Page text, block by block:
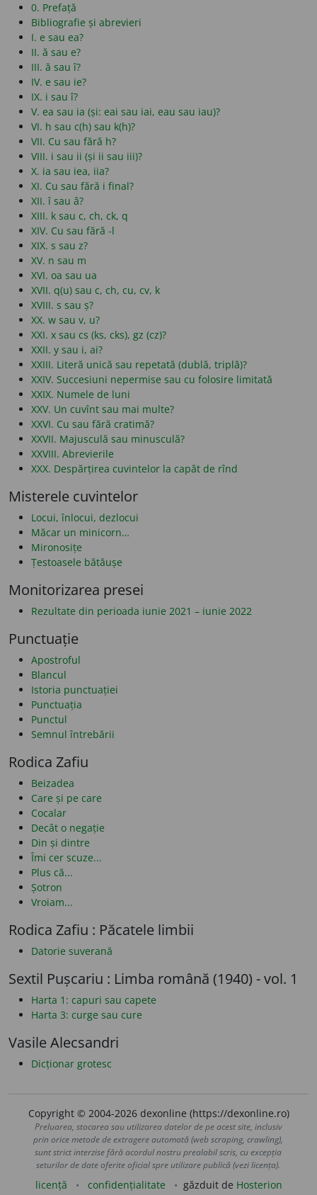
0. Prefață
Bibliografie și abrevieri
I. e sau ea?
II. ă sau e?
III. ă sau î?
IV. e sau ie?
IX. i sau î?
V. ea sau ia (și: eai sau iai, eau sau iau)?
VI. h sau c(h) sau k(h)?
VII. Cu sau fără h?
VIII. i sau ii (și ii sau iii)?
X. ia sau iea, iia?
XI. Cu sau fără i final?
XII. î sau â?
XIII. k sau c, ch, ck, q
XIV. Cu sau fără -l
XIX. s sau z?
XV. n sau m
XVI. oa sau ua
XVII. q(u) sau c, ch, cu, cv, k
XVIII. s sau ș?
XX. w sau v, u?
XXI. x sau cs (ks, cks), gz (cz)?
XXII. y sau i, ai?
XXIII. Literă unică sau repetată (dublă, triplă)?
XXIV. Succesiuni nepermise sau cu folosire limitată
XXIX. Numele de luni
XXV. Un cuvînt sau mai multe?
XXVI. Cu sau fără cratimă?
XXVII. Majusculă sau minusculă?
XXVIII. Abrevierile
XXX. Despărțirea cuvintelor la capăt de rînd
Misterele cuvintelor
Locui, înlocui, dezlocui
Măcar un minicorn…
Mironosițe
Țestoasele bătăușe
Monitorizarea presei
Rezultate din perioada iunie 2021 – iunie 2022
Punctuație
Apostroful
Blancul
Istoria punctuației
Punctuația
Punctul
Semnul întrebării
Rodica Zafiu
Beizadea
Care și pe care
Cocalar
Decât o negație
Din și dintre
Îmi cer scuze...
Plus că...
Șotron
Vroiam...
Rodica Zafiu : Păcatele limbii
Datorie suverană
Sextil Pușcariu : Limba română (1940) - vol. 1
Harta 1: capuri sau capete
Harta 3: curge sau cure
Vasile Alecsandri
Dicționar grotesc
Copyright © 2004-2026 dexonline (https://dexonline.ro)
Preluarea, stocarea sau utilizarea datelor de pe acest site, inclusiv
prin orice metode de extragere automată (web scraping, crawling),
sunt strict interzise fără acordul nostru prealabil scris, cu excepția
seturilor de date oferite oficial spre utilizare publică (vezi licența).
licență confidențialitate găzduit de Hosterion